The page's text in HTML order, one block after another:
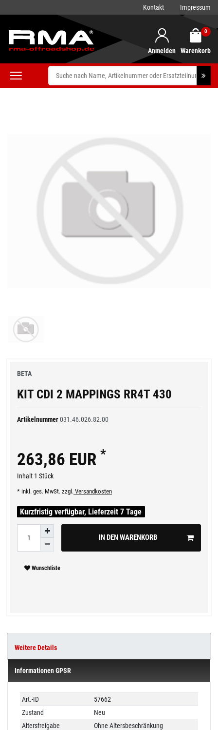
Kontakt Impressum
Anmelden
0
Warenkorb
BETA
KIT CDI 2 MAPPINGS RR4T 430
Artikelnummer031.46.026.82.00
263,86 EUR *
Inhalt 1 Stück
* inkl. ges. MwSt. zzgl. Versandkosten
Kurzfristig verfügbar, Lieferzeit 7 Tage
IN DEN WARENKORB
Wunschliste
Weitere Details
Informationen GPSR
Technisches
Merkmal
Wert
Art.-ID
57662
Zustand
Neu
Altersfreigabe
Ohne Altersbeschränkung